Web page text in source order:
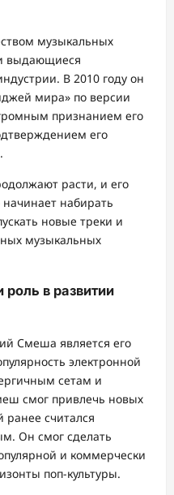
музыкальных
выдающиеся
В 2010 году он
мира» по версии
признанием его
его
расти, и его
набирать
новые треки и
музыкальных
в развитии
Смеша является его
электронной
сетам и
смог привлечь новых
ранее считался
Он смог сделать
и коммерчески
поп-культуры.